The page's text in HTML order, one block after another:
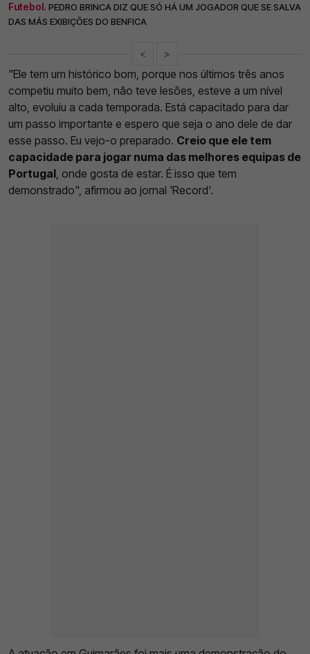
Futebol. PEDRO BRINCA DIZ QUE SÓ HÁ UM JOGADOR QUE SE SALVA
DAS MÁS EXIBIÇÕES DO BENFICA
< >
"Ele tem um histórico bom, porque nos últimos três anos
competiu muito bem, não teve lesões, esteve a um nível
alto, evoluiu a cada temporada. Está capacitado para dar
um passo importante e espero que seja o ano dele de dar
esse passo. Eu vejo-o preparado. Creio que ele tem
capacidade para jogar numa das melhores equipas de
Portugal, onde gosta de estar. É isso que tem
demonstrado", afirmou ao jornal 'Record'.